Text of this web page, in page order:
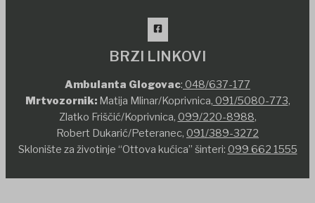
BRZI LINKOVI
Ambulanta Glogovac: 048/637-177
Mrtvozornik:Matija Mlinar/Koprivnica, 091/5080-773,
Zlatko Friščić/Koprivnica, 099/220-8988,
Robert Dukarić/Peteranec, 091/389-3272
Sklonište za životinje “Ottova kućica” šinteri: 099 662 1555